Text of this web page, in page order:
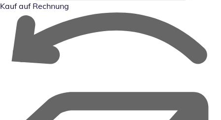
Kauf auf Rechnung